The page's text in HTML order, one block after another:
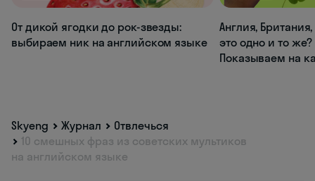
От дикой ягодки до рок-звезды:
выбираем ник на английском языке
Англия,
это одно и то
Показываем на
Skyeng Журнал
Отвлечься
10 смешных фраз из советских мультиков
на английском языке